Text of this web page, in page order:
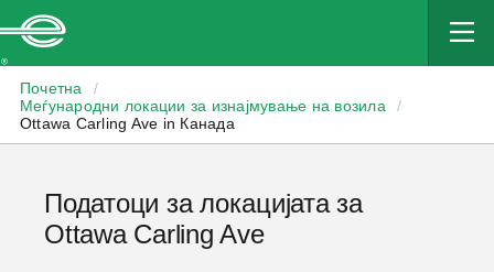
Почетна
/
Меѓународни локации за изнајмување на возила
/
Ottawa Carling Ave in Канада
Податоци за локацијата за
Ottawa Carling Ave